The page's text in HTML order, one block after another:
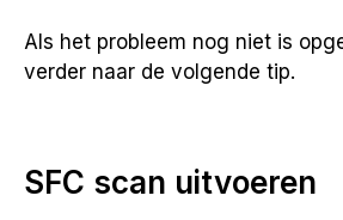
Als het probleem nog niet is
verder naar de volgende tip.
SFC scan uitvoeren